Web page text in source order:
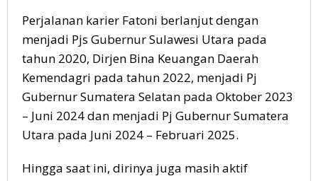
Perjalanan karier Fatoni berlanjut dengan
menjadi Pjs Gubernur Sulawesi Utara pada
tahun 2020, Dirjen Bina Keuangan Daerah
Kemendagri pada tahun 2022, menjadi Pj
Gubernur Sumatera Selatan pada Oktober 2023
– Juni 2024 dan menjadi Pj Gubernur Sumatera
Utara pada Juni 2024 – Februari 2025.
Hingga saat ini, dirinya juga masih aktif